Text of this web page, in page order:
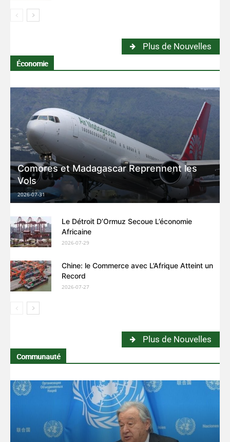
Plus de Nouvelles
Économie
Comores et Madagascar Reprennent les
Vols
2026-07-31
Le Détroit D’Ormuz Secoue L’économie
Africaine
2026-07-29
Chine: le Commerce avec L’Afrique Atteint un
Record
2026-07-27
Plus de Nouvelles
Communauté